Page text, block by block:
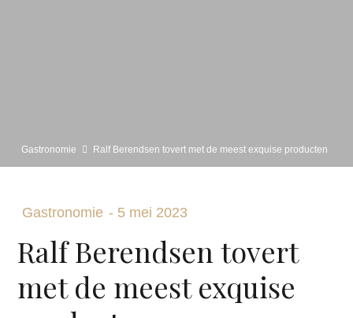
Gastronomie Ralf Berendsen tovert met de meest exquise producten
Gastronomie - 5 mei 2023
Ralf Berendsen tovert
met de meest exquise